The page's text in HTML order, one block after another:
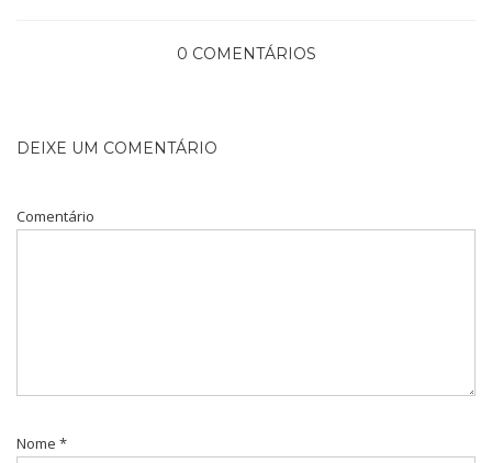
0 COMENTÁRIOS
DEIXE UM COMENTÁRIO
Comentário
Nome *